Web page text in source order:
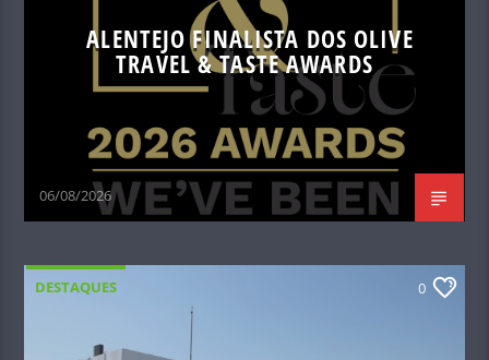
ALENTEJO FINALISTA DOS OLIVE
TRAVEL & TASTE AWARDS
06/08/2026
DESTAQUES 0